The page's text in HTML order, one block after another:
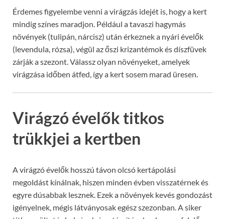
Érdemes figyelembe venni a virágzás idejét is, hogy a kert
mindig színes maradjon. Például a tavaszi hagymás
növények (tulipán, nárcisz) után érkeznek a nyári évelők
(levendula, rózsa), végül az őszi krizantémok és díszfüvek
zárják a szezont. Válassz olyan növényeket, amelyek
virágzása időben átfed, így a kert sosem marad üresen.
Virágzó évelők titkos
trükkjei a kertben
A virágzó évelők hosszú távon olcsó kertápolási
megoldást kínálnak, hiszen minden évben visszatérnek és
egyre dúsabbak lesznek. Ezek a növények kevés gondozást
igényelnek, mégis látványosak egész szezonban. A siker